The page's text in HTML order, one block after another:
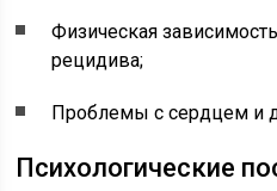
Физическая
рецидива;
Проблемы с сердцем и
Психологические